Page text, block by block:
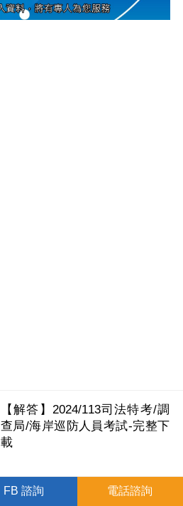
FB 諮詢 電話諮詢
【解答】2024/113司法特考/調
查局/海岸巡防人員考試-完整下
載
【讀書方法分享】監刑法準備要